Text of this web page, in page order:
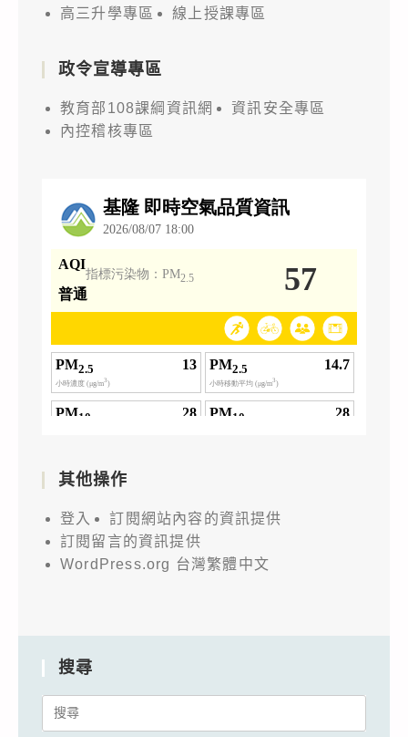
高三升學專區 線上授課專區
政令宣導專區
教育部108課綱資訊網
資訊安全專區
內控稽核專區
其他操作
登入
訂閱網站內容的資訊提供
訂閱留言的資訊提供
WordPress.org 台灣繁體中文
搜尋
Search